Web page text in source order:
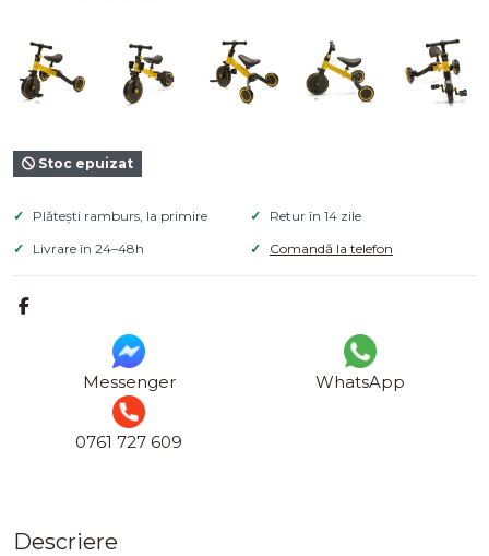
Stoc epuizat
Plătești ramburs, la primire
Retur în 14 zile
Livrare în 24–48h
Comandă la telefon
Messenger WhatsApp
0761 727 609
Descriere